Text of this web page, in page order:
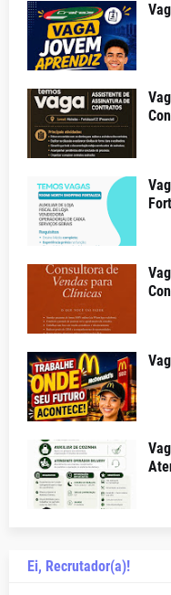
Ei, Recrutador(a)!